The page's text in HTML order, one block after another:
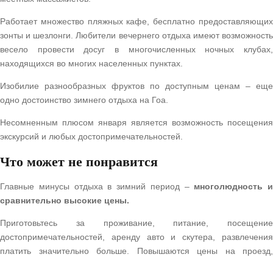
Работает множество пляжных кафе, бесплатно предоставляющих
зонты и шезлонги. Любители вечернего отдыха имеют возможность
весело провести досуг в многочисленных ночных клубах,
находящихся во многих населенных пунктах.
Изобилие разнообразных фруктов по доступным ценам – еще
одно достоинство зимнего отдыха на Гоа.
Несомненным плюсом января является возможность посещения
экскурсий и любых достопримечательностей.
Что может не понравится
Главные минусы отдыха в зимний период – многолюдность и
сравнительно высокие цены.
Приготовьтесь за проживание, питание, посещение
достопримечательностей, аренду авто и скутера, развлечения
платить значительно больше. Повышаются цены на проезд,